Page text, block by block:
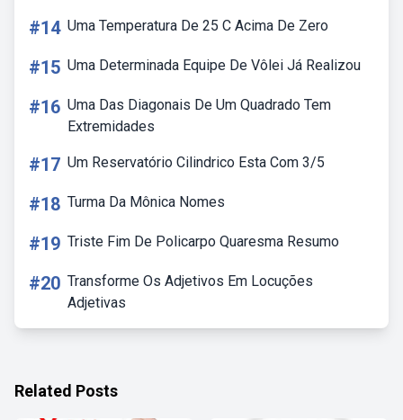
#14 Uma Temperatura De 25 C Acima De Zero
#15 Uma Determinada Equipe De Vôlei Já Realizou
#16 Uma Das Diagonais De Um Quadrado Tem
Extremidades
#17 Um Reservatório Cilindrico Esta Com 3/5
#18 Turma Da Mônica Nomes
#19 Triste Fim De Policarpo Quaresma Resumo
#20 Transforme Os Adjetivos Em Locuções
Adjetivas
Related Posts